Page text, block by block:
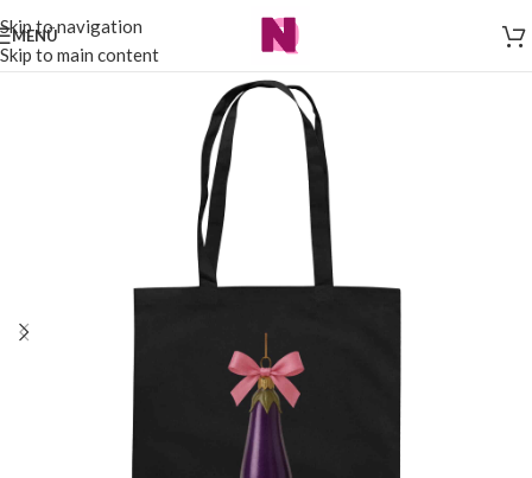
Skip to navigation
Skip to main content
MENÜ